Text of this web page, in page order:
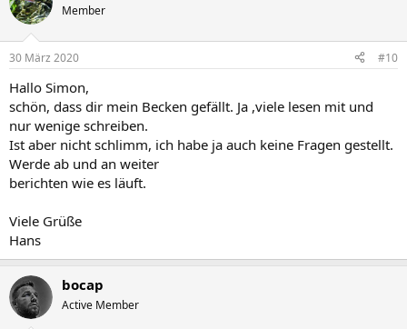
Member
30 März 2020 #10
Hallo Simon,
schön, dass dir mein Becken gefällt. Ja ,viele lesen mit und
nur wenige schreiben.
Ist aber nicht schlimm, ich habe ja auch keine Fragen gestellt.
Werde ab und an weiter
berichten wie es läuft.
Viele Grüße
Hans
bocap
Active Member